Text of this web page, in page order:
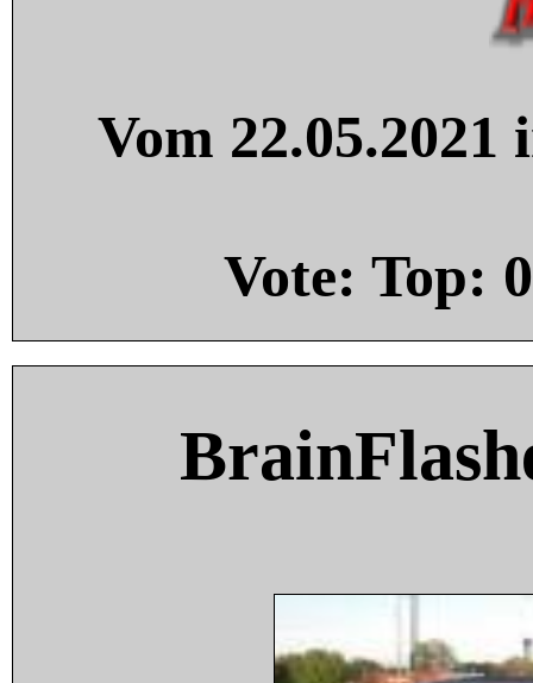
Vom
Vote: Top: 0